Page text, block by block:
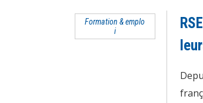
les
Formation & emplo
i